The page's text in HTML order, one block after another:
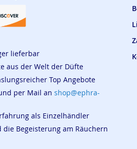
lieferbar
aus der Welt der Düfte
Top Angebote
per Mail an shop@ephra-
als Einzelhändler
Begeisterung am Räuchern